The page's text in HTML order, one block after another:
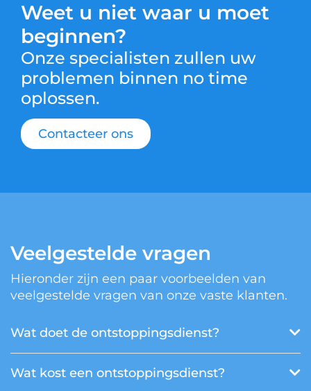
Weet u niet waar u moet
beginnen?
Onze specialisten zullen uw
problemen binnen no time
oplossen.
Contacteer ons
Veelgestelde vragen
Hieronder zijn een paar voorbeelden van
veelgestelde vragen van onze vaste klanten.
Wat doet de ontstoppingsdienst?
Wat kost een ontstoppingsdienst?